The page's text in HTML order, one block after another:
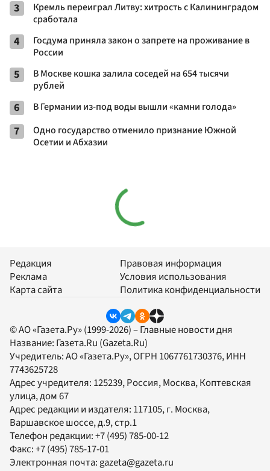
3
Кремль переиграл Литву: хитрость с Калининградом
сработала
4
Госдума приняла закон о запрете на проживание в
России
5
В Москве кошка залила соседей на 654 тысячи
рублей
6 В Германии из-под воды вышли «камни голода»
7
Одно государство отменило признание Южной
Осетии и Абхазии
Редакция
Реклама
Карта сайта
Правовая информация
Условия использования
Политика конфиденциальности
© АО «Газета.Ру» (1999-2026) – Главные новости дня
Название: Газета.Ru (Gazeta.Ru)
Учредитель:АО «Газета.Ру», ОГРН 1067761730376, ИНН
7743625728
Адрес учредителя: 125239, Россия, Москва, Коптевская
улица, дом 67
Адрес редакции и издателя: 117105, г. Москва,
Варшавское шоссе, д.9, стр.1
Телефон редакции:+7 (495) 785-00-12
Факс:+7 (495) 785-17-01
Электронная почта:gazeta@gazeta.ru